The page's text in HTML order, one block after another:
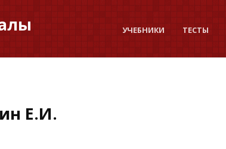
УЧЕБНИКИ ТЕСТЫ
Е.И.